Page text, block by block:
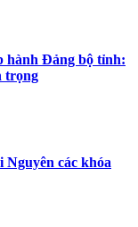
hành Đảng bộ tỉnh:
trọng
các khóa